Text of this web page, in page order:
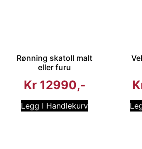
Rønning skatoll malt
eller furu
Kr12990
Legg I Handlekurv